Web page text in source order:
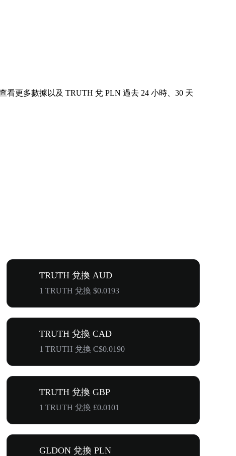
看更多數據以及 TRUTH 兌 PLN 過去 24 小時、30 天
TRUTH 兌換 AUD
1 TRUTH 兌換 $0.0193
TRUTH 兌換 CAD
1 TRUTH 兌換 C$0.0190
TRUTH 兌換 GBP
1 TRUTH 兌換 £0.0101
GLDON 兌換 PLN